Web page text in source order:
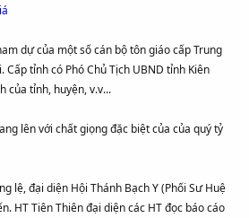
dự của một số cán bộ tôn giáo cấp Trung
tỉnh có Phó Chủ Tịch UBND tỉnh Kiên
của tỉnh, huyện, v.v...
lên với chất giọng đặc biệt của của quý tỷ
lệ, đại diện Hội Thánh Bạch Y (Phối Sư Huệ
HT Tiên Thiên đại diện các HT đọc báo cáo